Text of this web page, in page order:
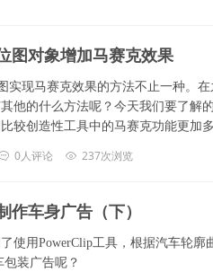
图对象增加马赛克效果
实现马赛克效果的方法不止一种。
他的什么方法呢？今天我们要了解
较创造性工具中的马赛克功能更加
0人评论 237次浏览
作车身广告（下）
使用PowerClip工具，根据汽车轮
包装广告呢？